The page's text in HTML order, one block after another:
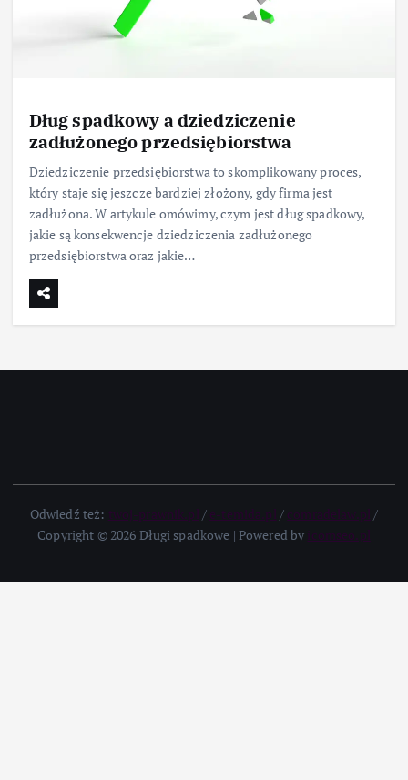
Dług spadkowy a dziedziczenie
zadłużonego przedsiębiorstwa
Dziedziczenie przedsiębiorstwa to skomplikowany proces,
który staje się jeszcze bardziej złożony, gdy firma jest
zadłużona. W artykule omówimy, czym jest dług spadkowy,
jakie są konsekwencje dziedziczenia zadłużonego
przedsiębiorstwa oraz jakie…
Odwiedź też: / /
/
Copyright © 2026 Długi spadkowe | Powered by